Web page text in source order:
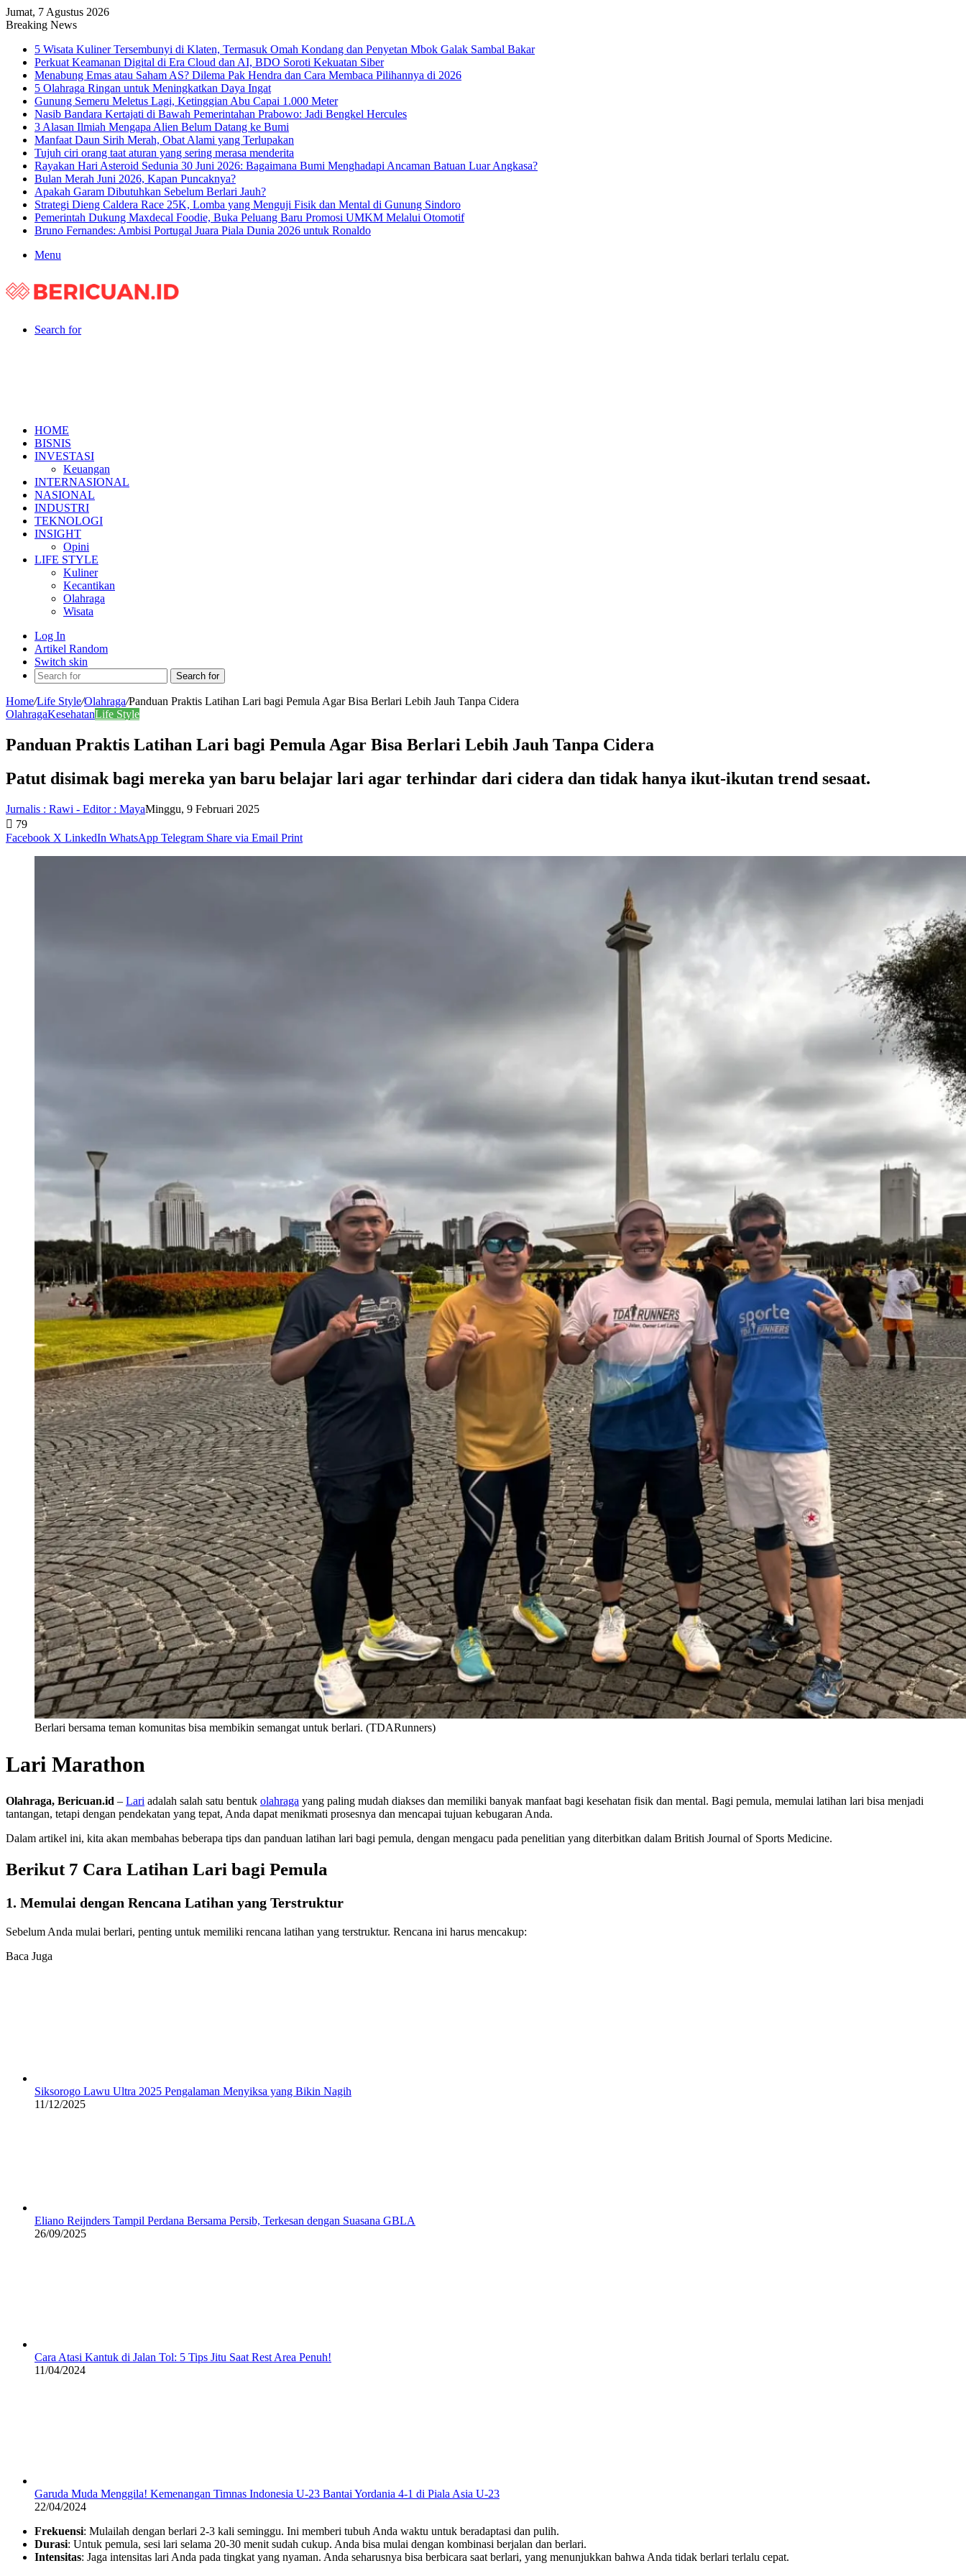
Jumat, 7 Agustus 2026
Breaking News
5 Wisata Kuliner Tersembunyi di Klaten, Termasuk Omah Kondang dan Penyetan Mbok Galak Sambal Bakar
Perkuat Keamanan Digital di Era Cloud dan AI, BDO Soroti Kekuatan Siber
Menabung Emas atau Saham AS? Dilema Pak Hendra dan Cara Membaca Pilihannya di 2026
5 Olahraga Ringan untuk Meningkatkan Daya Ingat
Gunung Semeru Meletus Lagi, Ketinggian Abu Capai 1.000 Meter
Nasib Bandara Kertajati di Bawah Pemerintahan Prabowo: Jadi Bengkel Hercules
3 Alasan Ilmiah Mengapa Alien Belum Datang ke Bumi
Manfaat Daun Sirih Merah, Obat Alami yang Terlupakan
Tujuh ciri orang taat aturan yang sering merasa menderita
Rayakan Hari Asteroid Sedunia 30 Juni 2026: Bagaimana Bumi Menghadapi Ancaman Batuan Luar Angkasa?
Bulan Merah Juni 2026, Kapan Puncaknya?
Apakah Garam Dibutuhkan Sebelum Berlari Jauh?
Strategi Dieng Caldera Race 25K, Lomba yang Menguji Fisik dan Mental di Gunung Sindoro
Pemerintah Dukung Maxdecal Foodie, Buka Peluang Baru Promosi UMKM Melalui Otomotif
Bruno Fernandes: Ambisi Portugal Juara Piala Dunia 2026 untuk Ronaldo
Menu
Search for
HOME
BISNIS
INVESTASI
Keuangan
INTERNASIONAL
NASIONAL
INDUSTRI
TEKNOLOGI
INSIGHT
Opini
LIFE STYLE
Kuliner
Kecantikan
Olahraga
Wisata
Log In
Artikel Random
Switch skin
Search for
Home/Life Style/Olahraga/Panduan Praktis Latihan Lari bagi Pemula Agar Bisa Berlari Lebih Jauh Tanpa Cidera
OlahragaKesehatanLife Style
Panduan Praktis Latihan Lari bagi Pemula Agar Bisa Berlari Lebih Jauh Tanpa Cidera
Patut disimak bagi mereka yan baru belajar lari agar terhindar dari cidera dan tidak hanya ikut-ikutan trend sesaat.
Jurnalis : Rawi - Editor : MayaMinggu, 9 Februari 2025
79
Facebook X LinkedIn WhatsApp Telegram Share via Email Print
Berlari bersama teman komunitas bisa membikin semangat untuk berlari. (TDARunners)
Lari Marathon
Olahraga, Bericuan.id – Lari adalah salah satu bentuk olahraga yang paling mudah diakses dan memiliki banyak manfaat bagi kesehatan fisik dan mental. Bagi pemula, memulai latihan lari bisa menjadi
tantangan, tetapi dengan pendekatan yang tepat, Anda dapat menikmati prosesnya dan mencapai tujuan kebugaran Anda.
Dalam artikel ini, kita akan membahas beberapa tips dan panduan latihan lari bagi pemula, dengan mengacu pada penelitian yang diterbitkan dalam British Journal of Sports Medicine.
Berikut 7 Cara Latihan Lari bagi Pemula
1. Memulai dengan Rencana Latihan yang Terstruktur
Sebelum Anda mulai berlari, penting untuk memiliki rencana latihan yang terstruktur. Rencana ini harus mencakup:
Baca Juga
Siksorogo Lawu Ultra 2025 Pengalaman Menyiksa yang Bikin Nagih
11/12/2025
Eliano Reijnders Tampil Perdana Bersama Persib, Terkesan dengan Suasana GBLA
26/09/2025
Cara Atasi Kantuk di Jalan Tol: 5 Tips Jitu Saat Rest Area Penuh!
11/04/2024
Garuda Muda Menggila! Kemenangan Timnas Indonesia U-23 Bantai Yordania 4-1 di Piala Asia U-23
22/04/2024
Frekuensi: Mulailah dengan berlari 2-3 kali seminggu. Ini memberi tubuh Anda waktu untuk beradaptasi dan pulih.
Durasi: Untuk pemula, sesi lari selama 20-30 menit sudah cukup. Anda bisa mulai dengan kombinasi berjalan dan berlari.
Intensitas: Jaga intensitas lari Anda pada tingkat yang nyaman. Anda seharusnya bisa berbicara saat berlari, yang menunjukkan bahwa Anda tidak berlari terlalu cepat.